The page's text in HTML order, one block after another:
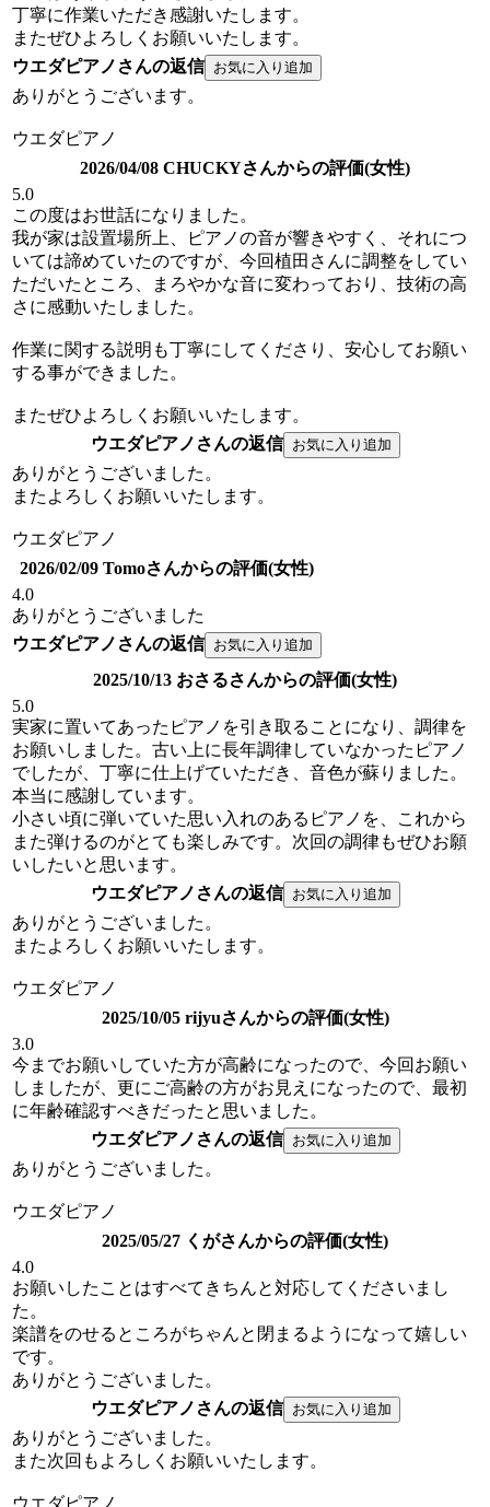
丁寧に作業いただき感謝いたします。
またぜひよろしくお願いいたします。
ウエダピアノさんの返信
ありがとうございます。
ウエダピアノ
2026/04/08 CHUCKYさんからの評価(女性)
5.0
この度はお世話になりました。
我が家は設置場所上、ピアノの音が響きやすく、それにつ
いては諦めていたのですが、今回植田さんに調整をしてい
ただいたところ、まろやかな音に変わっており、技術の高
さに感動いたしました。
作業に関する説明も丁寧にしてくださり、安心してお願い
する事ができました。
またぜひよろしくお願いいたします。
ウエダピアノさんの返信
ありがとうございました。
またよろしくお願いいたします。
ウエダピアノ
2026/02/09 Tomoさんからの評価(女性)
4.0
ありがとうございました
ウエダピアノさんの返信
2025/10/13 おさるさんからの評価(女性)
5.0
実家に置いてあったピアノを引き取ることになり、調律を
お願いしました。古い上に長年調律していなかったピアノ
でしたが、丁寧に仕上げていただき、音色が蘇りました。
本当に感謝しています。
小さい頃に弾いていた思い入れのあるピアノを、これから
また弾けるのがとても楽しみです。次回の調律もぜひお願
いしたいと思います。
ウエダピアノさんの返信
ありがとうございました。
またよろしくお願いいたします。
ウエダピアノ
2025/10/05 rijyuさんからの評価(女性)
3.0
今までお願いしていた方が高齢になったので、今回お願い
しましたが、更にご高齢の方がお見えになったので、最初
に年齢確認すべきだったと思いました。
ウエダピアノさんの返信
ありがとうございました。
ウエダピアノ
2025/05/27 くがさんからの評価(女性)
4.0
お願いしたことはすべてきちんと対応してくださいまし
た。
楽譜をのせるところがちゃんと閉まるようになって嬉しい
です。
ありがとうございました。
ウエダピアノさんの返信
ありがとうございました。
また次回もよろしくお願いいたします。
ウエダピアノ